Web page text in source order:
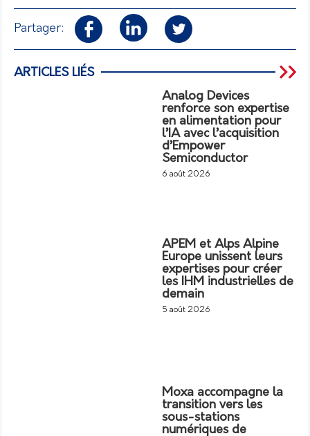
Partager:
ARTICLES LIÉS
Analog Devices
renforce son expertise
en alimentation pour
l’IA avec l’acquisition
d’Empower
Semiconductor
6 août 2026
APEM et Alps Alpine
Europe unissent leurs
expertises pour créer
les IHM industrielles de
demain
5 août 2026
Moxa accompagne la
transition vers les
sous-stations
numériques de